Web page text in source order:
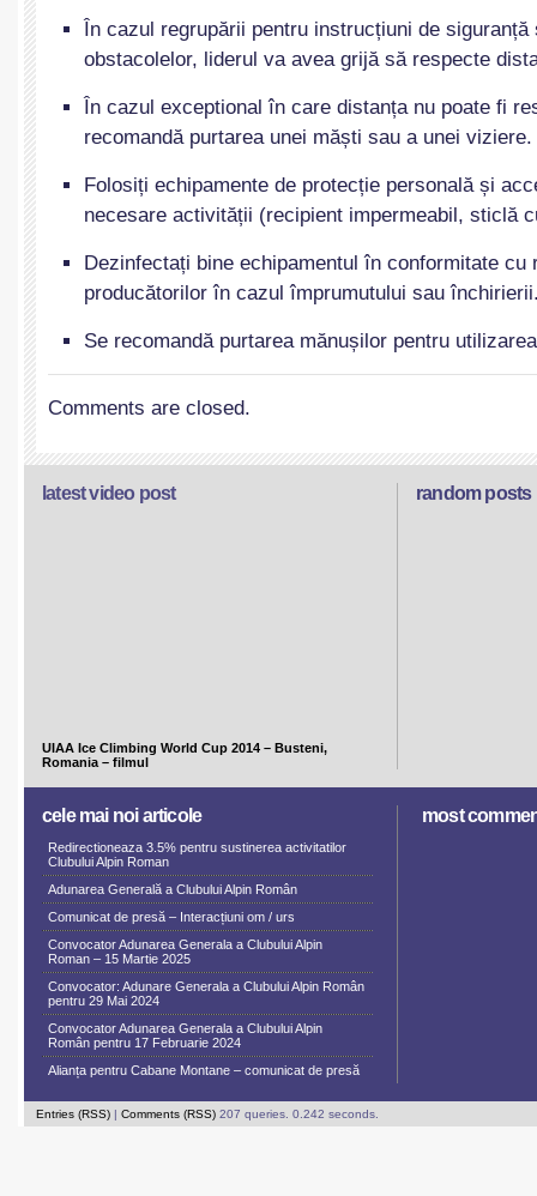
În cazul regrupării pentru instrucțiuni de siguranță
obstacolelor, liderul va avea grijă să respecte
În cazul exceptional în care distanța nu poate fi
recomandă purtarea unei măști sau a unei viziere.
Folosiți echipamente de protecție personală și
necesare activității (recipient impermeabil, sticlă
Dezinfectați bine echipamentul în conformitate cu
producătorilor în cazul împrumutului sau
Se recomandă purtarea mănușilor pentru
Comments are closed.
random posts
latest video post
UIAA Ice Climbing World Cup 2014 – Busteni,
Romania – filmul
cele mai noi articole
Redirectioneaza 3.5% pentru sustinerea activitatilor
Clubului Alpin Roman
Adunarea Generală a Clubului Alpin Român
Comunicat de presă – Interacțiuni om / urs
Convocator Adunarea Generala a Clubului Alpin
Roman – 15 Martie 2025
Convocator: Adunare Generala a Clubului Alpin Român
pentru 29 Mai 2024
Convocator Adunarea Generala a Clubului Alpin
Român pentru 17 Februarie 2024
Alianța pentru Cabane Montane – comunicat de presă
most
Entries (RSS) | Comments (RSS) 207 queries. 0.242 seconds.